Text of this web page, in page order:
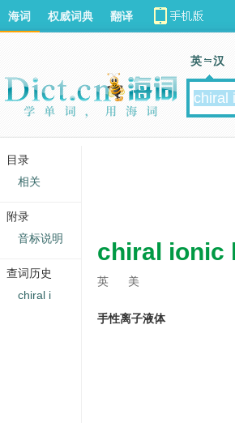
chiral ionic
英 美
手性离子液体
海词 权威词典 翻译
英 汉
目录
相关
附录
音标说明
查词历史
chiral i